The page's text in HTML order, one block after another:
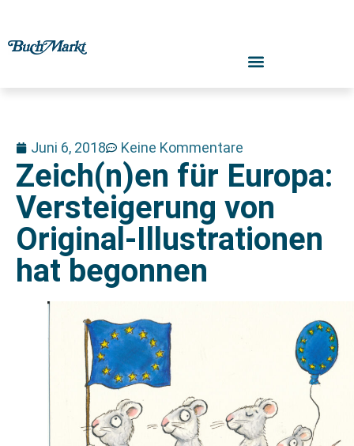
Juni 6, 2018 Keine Kommentare
Zeich(n)en für Europa:
Versteigerung von
Original-Illustrationen
hat begonnen